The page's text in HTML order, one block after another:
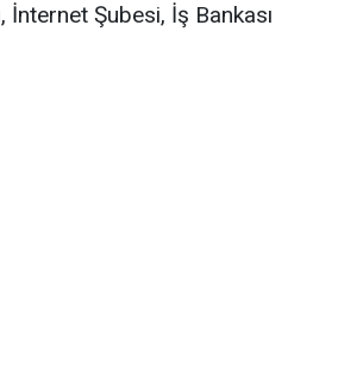
İnternet Şubesi, İş Bankası